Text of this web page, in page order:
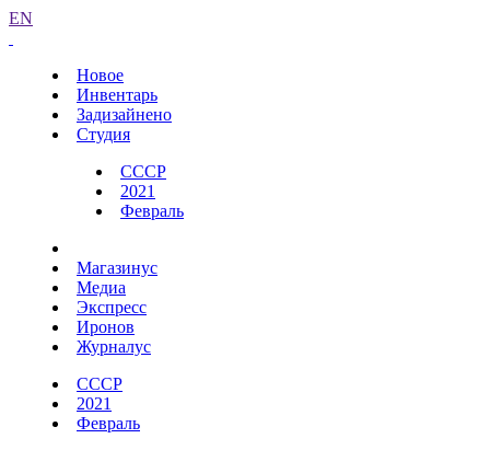
EN
Новое
Инвентарь
Задизайнено
Студия
СССР
2021
Февраль
Магазинус
Медиа
Экспресс
Иронов
Журналус
СССР
2021
Февраль